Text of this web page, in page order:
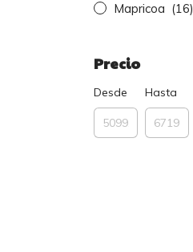
Mapricoa (16)
Precio
Desde Hasta